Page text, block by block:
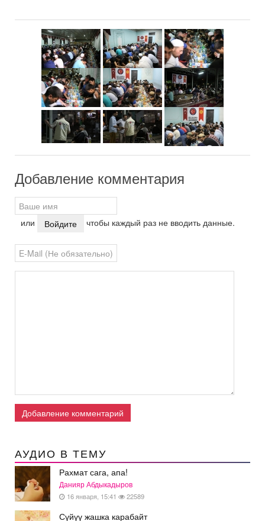
Добавление комментария
или Войдите чтобы каждый раз не вводить данные.
Добавление комментарий
АУДИО В ТЕМУ
Рахмат сага, апа!
Данияр Абдыкадыров
16 января, 15:41 22589
Сүйүү жашка карабайт